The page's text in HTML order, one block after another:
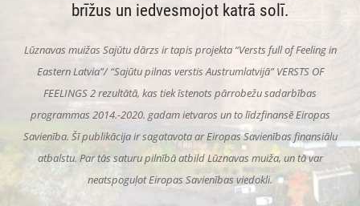
brīžus un iedvesmojot katrā solī.
Lūznavas muižas Sajūtu dārzs ir tapis projekta “Versts full of Feeling in
Eastern Latvia”/ “Sajūtu pilnas verstis Austrumlatvijā” VERSTS OF
FEELINGS 2 rezultātā, kas tiek īstenots pārrobežu sadarbības
programmas 2014.-2020. gadam ietvaros un to līdzfinansē Eiropas
Savienība. Šī publikācija ir sagatavota ar Eiropas Savienības finansiālu
atbalstu. Par tās saturu pilnībā atbild Lūznavas muiža, un tā var
neatspoguļot Eiropas Savienības viedokli.